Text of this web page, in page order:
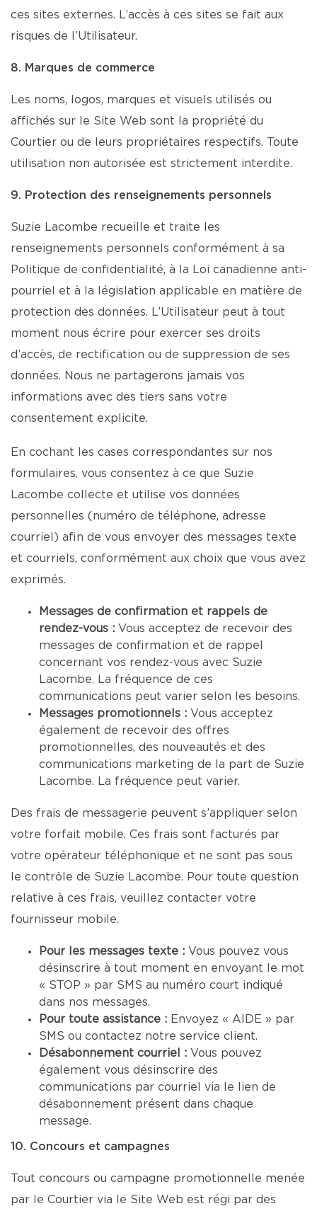
ces sites externes. L’accès à ces sites se fait aux
risques de l’Utilisateur.
8. Marques de commerce
Les noms, logos, marques et visuels utilisés ou
affichés sur le Site Web sont la propriété du
Courtier ou de leurs propriétaires respectifs. Toute
utilisation non autorisée est strictement interdite.
9. Protection des renseignements personnels
Suzie Lacombe recueille et traite les
renseignements personnels conformément à sa
Politique de confidentialité, à la Loi canadienne anti-
pourriel et à la législation applicable en matière de
protection des données. L’Utilisateur peut à tout
moment nous écrire pour exercer ses droits
d’accès, de rectification ou de suppression de ses
données. Nous ne partagerons jamais vos
informations avec des tiers sans votre
consentement explicite.
En cochant les cases correspondantes sur nos
formulaires, vous consentez à ce que Suzie
Lacombe collecte et utilise vos données
personnelles (numéro de téléphone, adresse
courriel) afin de vous envoyer des messages texte
et courriels, conformément aux choix que vous avez
exprimés.
Messages de confirmation et rappels de
rendez-vous : Vous acceptez de recevoir des
messages de confirmation et de rappel
concernant vos rendez-vous avec Suzie
Lacombe. La fréquence de ces
communications peut varier selon les besoins.
Messages promotionnels : Vous acceptez
également de recevoir des offres
promotionnelles, des nouveautés et des
communications marketing de la part de Suzie
Lacombe. La fréquence peut varier.
Des frais de messagerie peuvent s’appliquer selon
votre forfait mobile. Ces frais sont facturés par
votre opérateur téléphonique et ne sont pas sous
le contrôle de Suzie Lacombe. Pour toute question
relative à ces frais, veuillez contacter votre
fournisseur mobile.
Pour les messages texte : Vous pouvez vous
désinscrire à tout moment en envoyant le mot
« STOP » par SMS au numéro court indiqué
dans nos messages.
Pour toute assistance : Envoyez « AIDE » par
SMS ou contactez notre service client.
Désabonnement courriel : Vous pouvez
également vous désinscrire des
communications par courriel via le lien de
désabonnement présent dans chaque
message.
10. Concours et campagnes
Tout concours ou campagne promotionnelle menée
par le Courtier via le Site Web est régi par des